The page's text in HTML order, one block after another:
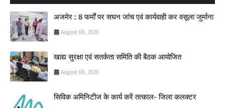
अजमेर : 8 फर्मों पर सघन जांच एवं कार्यवाही कर वसूला जुर्माना
August 08, 2026
खाद्य सुरक्षा एवं सतर्कता समिति की बैठक आयोजित
August 08, 2026
सिविक अमिनिटीज के कार्य करें तत्काल- जिला कलक्टर